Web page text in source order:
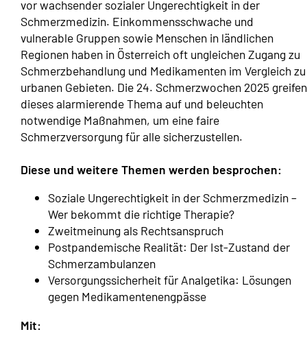
vor wachsender sozialer Ungerechtigkeit in der
Schmerzmedizin. Einkommensschwache und
vulnerable Gruppen sowie Menschen in ländlichen
Regionen haben in Österreich oft ungleichen Zugang zu
Schmerzbehandlung und Medikamenten im Vergleich zu
urbanen Gebieten. Die 24. Schmerzwochen 2025 greifen
dieses alarmierende Thema auf und beleuchten
notwendige Maßnahmen, um eine faire
Schmerzversorgung für alle sicherzustellen.
Diese und weitere Themen werden besprochen:
Soziale Ungerechtigkeit in der Schmerzmedizin –
Wer bekommt die richtige Therapie?
Zweitmeinung als Rechtsanspruch
Postpandemische Realität: Der Ist-Zustand der
Schmerzambulanzen
Versorgungssicherheit für Analgetika: Lösungen
gegen Medikamentenengpässe
Mit: